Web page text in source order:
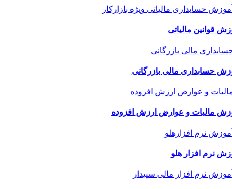
قوانین مالیاتی
حسابداری مالی بازرگانی
مالیات و عوارض ارزش افزوده
نرم افزار هلو